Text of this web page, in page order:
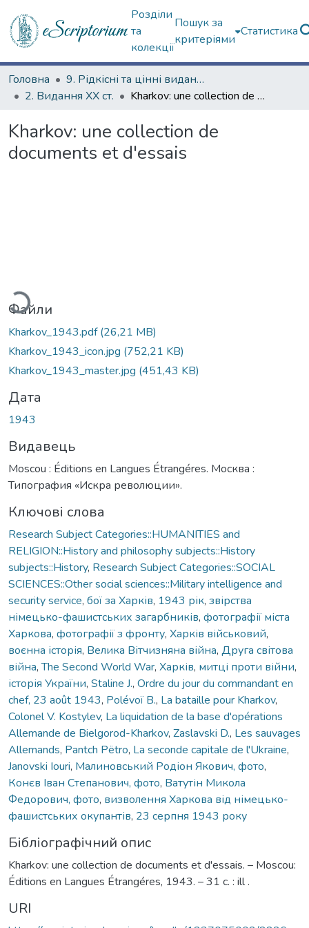
Розділи
та
колекції
Пошук за
критеріями
Статистика
Головна
9. Рідкісні та цінні видання
2. Видання ХХ ст.
Kharkov: une collection de documents et d'essais
Kharkov: une collection de
documents et d'essais
Файли
Kharkov_1943.pdf(26,21 MB)
Kharkov_1943_icon.jpg (752,21 KB)
Kharkov_1943_master.jpg (451,43 KB)
Дата
1943
Видавець
Moscou : Éditions en Langues Étrangéres. Москва :
Типография «Искра революции».
Ключові слова
Research Subject Categories::HUMANITIES and
RELIGION::History and philosophy subjects::History
subjects::History, Research Subject Categories::SOCIAL
SCIENCES::Other social sciences::Military intelligence and
security service, бої за Харків, 1943 рік, звірства
німецько-фашистських загарбників, фотографії міста
Харкова, фотографії з фронту, Харків військовий,
воєнна історія, Велика Вітчизняна війна, Друга світова
війна,The Second World War, Харків, митці проти війни,
історія України, Staline J., Ordre du jour du commandant en
chef, 23 août 1943, Polévoï B., La bataille pour Kharkov,
Colonel V. Kostylev, La liquidation de la base d'opérations
Allemande de Bielgorod-Kharkov, Zaslavski D., Les sauvages
Allemands, Pantch Pëtro, La seconde capitale de l'Ukraine,
Janovski Iouri, Малиновський Родіон Якович, фото,
Конєв Іван Степанович, фото, Ватутін Микола
Федорович, фото, визволення Харкова від німецько-
фашистських окупантів, 23 серпня 1943 року
Бібліографічний опис
Kharkov: une collection de documents et d'essais. – Moscou:
Éditions en Langues Étrangéres, 1943. – 31 с. : ill .
URI